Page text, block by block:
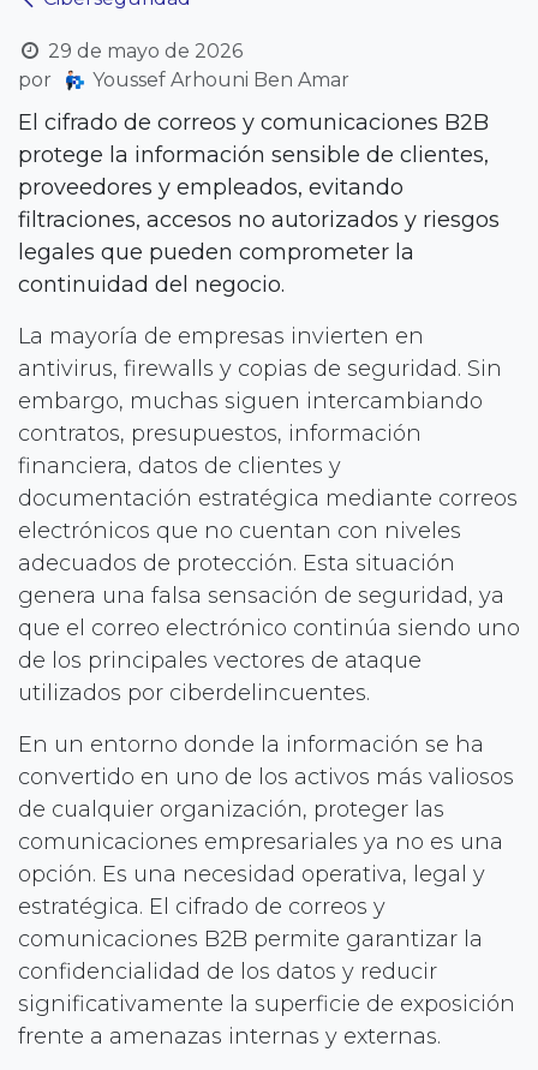
29 de mayo de 2026
por
Youssef Arhouni Ben Amar
El cifrado de correos y comunicaciones B2B
protege la información sensible de clientes,
proveedores y empleados, evitando
filtraciones, accesos no autorizados y riesgos
legales que pueden comprometer la
continuidad del negocio.
La mayoría de empresas invierten en
antivirus, firewalls y copias de seguridad. Sin
embargo, muchas siguen intercambiando
contratos, presupuestos, información
financiera, datos de clientes y
documentación estratégica mediante correos
electrónicos que no cuentan con niveles
adecuados de protección. Esta situación
genera una falsa sensación de seguridad, ya
que el correo electrónico continúa siendo uno
de los principales vectores de ataque
utilizados por ciberdelincuentes.
En un entorno donde la información se ha
convertido en uno de los activos más valiosos
de cualquier organización, proteger las
comunicaciones empresariales ya no es una
opción. Es una necesidad operativa, legal y
estratégica. El cifrado de correos y
comunicaciones B2B permite garantizar la
confidencialidad de los datos y reducir
significativamente la superficie de exposición
frente a amenazas internas y externas.